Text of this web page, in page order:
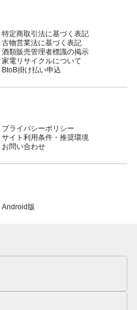
特定商取引法に基づく表記
古物営業法に基づく表記
酒類販売管理者標識の掲示
家電リサイクルについて
BtoB掛け払い申込
プライバシーポリシー
サイト利用条件・推奨環境
お問い合わせ
Android版